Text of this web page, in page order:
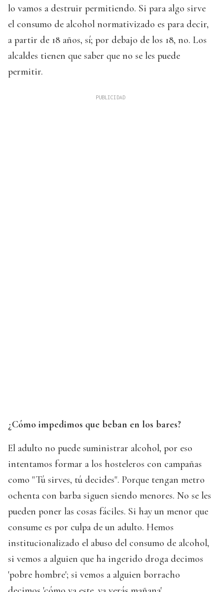
lo vamos a destruir permitiendo. Si para algo sirve
el consumo de alcohol normativizado es para decir,
a partir de 18 años, sí; por debajo de los 18, no. Los
alcaldes tienen que saber que no se les puede
permitir.
¿Cómo impedimos que beban en los bares?
El adulto no puede suministrar alcohol, por eso
intentamos formar a los hosteleros con campañas
como "Tú sirves, tú decides". Porque tengan metro
ochenta con barba siguen siendo menores. No se les
pueden poner las cosas fáciles. Si hay un menor que
consume es por culpa de un adulto. Hemos
institucionalizado el abuso del consumo de alcohol,
si vemos a alguien que ha ingerido droga decimos
'pobre hombre'; si vemos a alguien borracho